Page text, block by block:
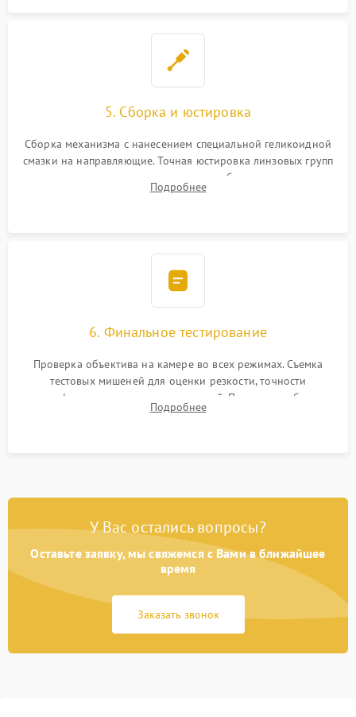
5. Сборка и юстировка
Сборка механизма с нанесением специальной геликоидной
смазки на направляющие. Точная юстировка линзовых групп
программным или механическим способом для устранения
бэк
Подробнее
6. Финальное тестирование
Проверка объектива на камере во всех режимах. Съемка
тестовых мишеней для оценки резкости, точности
автофокуса и отсутствия искажений. Проверка работы
диафрагмы на закрытых значениях и тестирование
Подробнее
У Вас остались вопросы?
Оставьте заявку, мы свяжемся с Вами в ближайшее
время
Заказать звонок